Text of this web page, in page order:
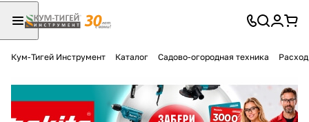
Кум-Тигей Инструмент Каталог Садово-огородная техника
Разбейте